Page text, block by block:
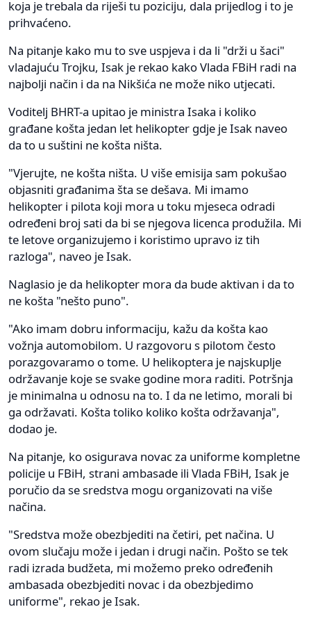
koja je trebala da riješi tu poziciju, dala prijedlog i to je
prihvaćeno.
Na pitanje kako mu to sve uspjeva i da li "drži u šaci"
vladajuću Trojku, Isak je rekao kako Vlada FBiH radi na
najbolji način i da na Nikšića ne može niko utjecati.
Voditelj BHRT-a upitao je ministra Isaka i koliko
građane košta jedan let helikopter gdje je Isak naveo
da to u suštini ne košta ništa.
"Vjerujte, ne košta ništa. U više emisija sam pokušao
objasniti građanima šta se dešava. Mi imamo
helikopter i pilota koji mora u toku mjeseca odradi
određeni broj sati da bi se njegova licenca produžila. Mi
te letove organizujemo i koristimo upravo iz tih
razloga", naveo je Isak.
Naglasio je da helikopter mora da bude aktivan i da to
ne košta "nešto puno".
"Ako imam dobru informaciju, kažu da košta kao
vožnja automobilom. U razgovoru s pilotom često
porazgovaramo o tome. U helikoptera je najskuplje
održavanje koje se svake godine mora raditi. Potršnja
je minimalna u odnosu na to. I da ne letimo, morali bi
ga održavati. Košta toliko koliko košta održavanja",
dodao je.
Na pitanje, ko osigurava novac za uniforme kompletne
policije u FBiH, strani ambasade ili Vlada FBiH, Isak je
poručio da se sredstva mogu organizovati na više
načina.
"Sredstva može obezbjediti na četiri, pet načina. U
ovom slučaju može i jedan i drugi način. Pošto se tek
radi izrada budžeta, mi možemo preko određenih
ambasada obezbjediti novac i da obezbjedimo
uniforme", rekao je Isak.